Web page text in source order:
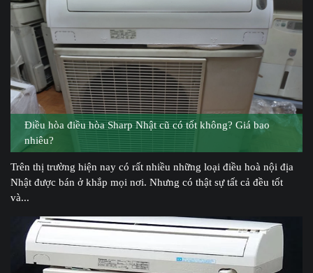
Điều hòa điều hòa Sharp Nhật cũ có tốt không? Giá bao
nhiêu?
Trên thị trường hiện nay có rất nhiều những loại điều hoà nội địa
Nhật được bán ở khắp mọi nơi. Nhưng có thật sự tất cả đều tốt
và...